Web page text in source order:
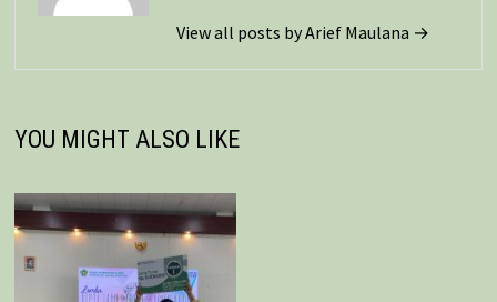
View all posts by Arief Maulana →
YOU MIGHT ALSO LIKE